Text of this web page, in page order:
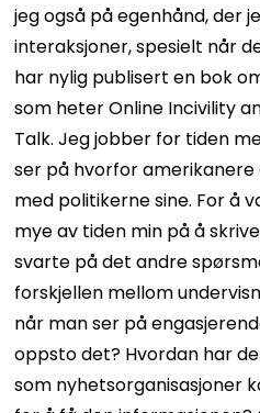
jeg også på egenhånd, der
interaksjoner, spesielt når
har nylig publisert en bok
som heter Online Incivility
Talk. Jeg jobber for tiden
ser på hvorfor
med politikerne sine. For
mye av tiden min på å
svarte på det andre
forskjellen mellom
når man ser på
oppsto det? Hvordan har
som nyhetsorganisasjoner